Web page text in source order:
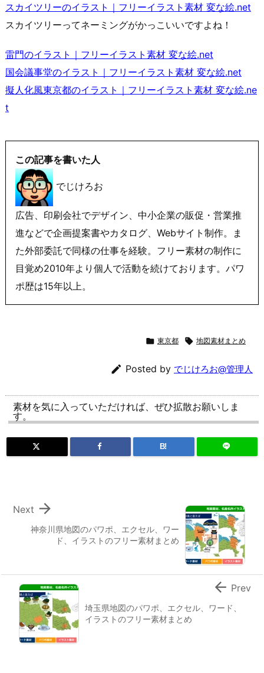
スカイツリーのイラスト｜フリーイラスト素材 変な絵.net
スカイツリーってネーミングがかっこいいですよね！
雷門のイラスト｜フリーイラスト素材 変な絵.net
国会議事堂のイラスト｜フリーイラスト素材 変な絵.net
擬人化風東京都のイラスト｜フリーイラスト素材 変な絵.ne
t
この記事を書いた人
でじけろお
広告、印刷会社でデザイン、中小企業の販促・営業推
進などで企画提案書やカタログ、Webサイト制作。ま
た外部委託で同様の仕事を経験。フリー素材の制作に
目覚め2010年より個人で活動を続けております。パワ
ポ歴は15年以上。
 東京都  地図素材まとめ
 Posted by でじけろお@管理人
素材を気に入っていただければ、ぜひ拡散お願いしま
す。
B!
神奈川県地図のパワポ、エクセル、ワー
ド、イラストのフリー素材まとめ

Next
埼玉県地図のパワポ、エクセル、ワード、
イラストのフリー素材まとめ
 Prev